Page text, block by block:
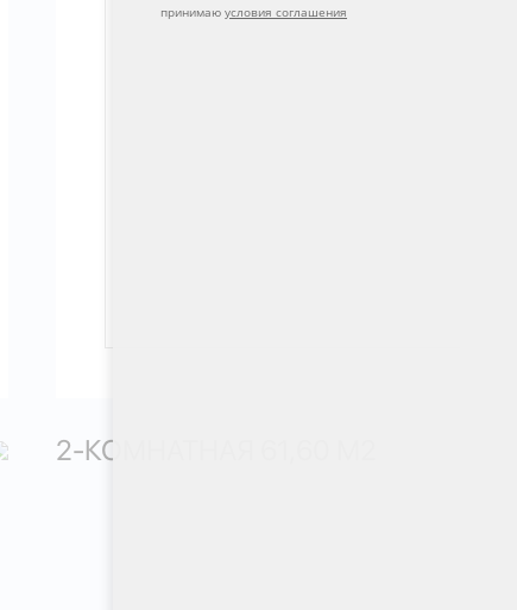
2-КОМНАТНАЯ 61,60 М
принимаю условия соглашения